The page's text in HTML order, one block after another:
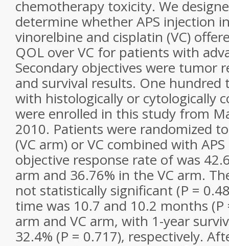
chemotherapy toxicity. We
determine whether APS injection
vinorelbine and cisplatin (VC)
QOL over VC for patients with
Secondary objectives were tumor
and survival results. One
with histologically or cytologically
were enrolled in this study from
2010. Patients were randomized
(VC arm) or VC combined with APS
objective response rate of was
arm and 36.76% in the VC arm.
not statistically significant (P =
time was 10.7 and 10.2 months (P
arm and VC arm, with 1-year
32.4% (P = 0.717), respectively.